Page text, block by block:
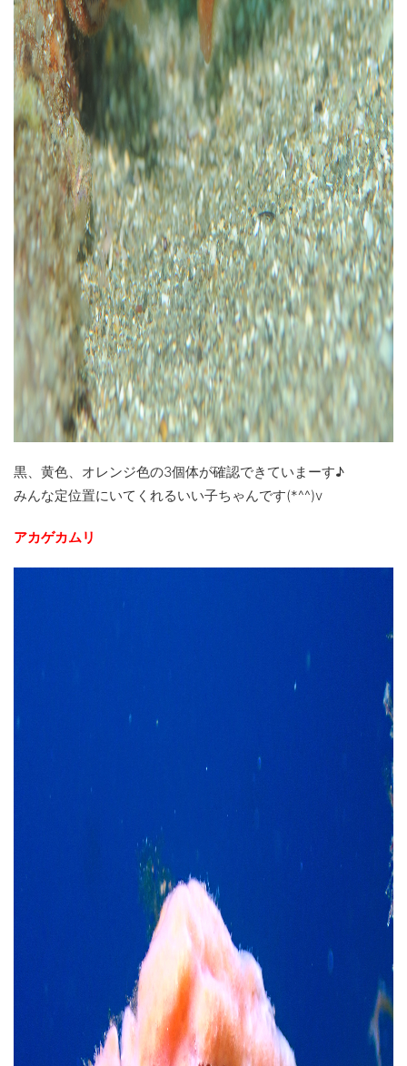
黒、黄色、オレンジ色の3個体が確認できていまーす♪
みんな定位置にいてくれるいい子ちゃんです(*^^)v
アカゲカムリ